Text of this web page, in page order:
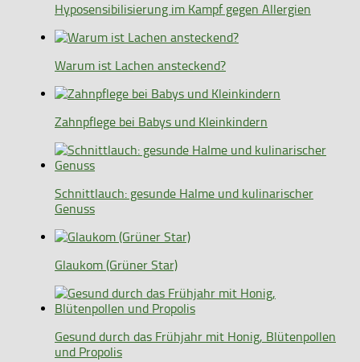
Hyposensibilisierung im Kampf gegen Allergien
Warum ist Lachen ansteckend?
Zahnpflege bei Babys und Kleinkindern
Schnittlauch: gesunde Halme und kulinarischer
Genuss
Glaukom (Grüner Star)
Gesund durch das Frühjahr mit Honig, Blütenpollen
und Propolis